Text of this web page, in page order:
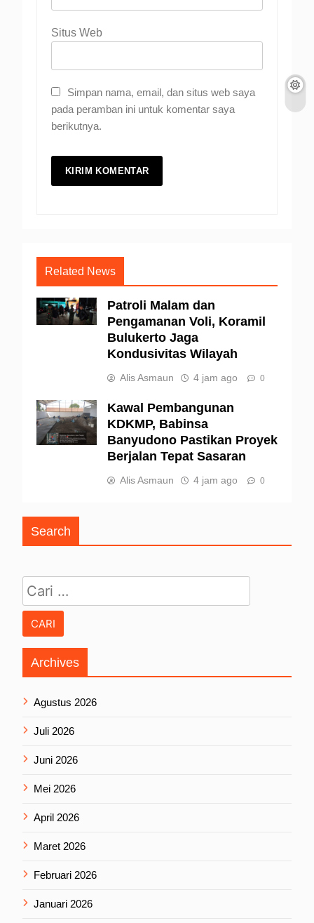
Situs Web
Simpan nama, email, dan situs web saya
pada peramban ini untuk komentar saya
berikutnya.
Related News
Patroli Malam dan
Pengamanan Voli, Koramil
Bulukerto Jaga
Kondusivitas Wilayah
Alis Asmaun 4 jam ago 0
Kawal Pembangunan
KDKMP, Babinsa
Banyudono Pastikan Proyek
Berjalan Tepat Sasaran
Alis Asmaun 4 jam ago 0
Search
Archives
Agustus 2026
Juli 2026
Juni 2026
Mei 2026
April 2026
Maret 2026
Februari 2026
Januari 2026